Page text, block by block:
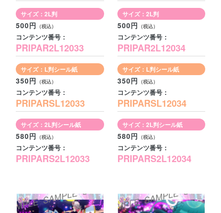
サイズ：2L判
500円
コンテンツ番号：
PRIPAR2L12033
サイズ：L判シール紙
350円
コンテンツ番号：
PRIPARSL12033
サイズ：2L判シール紙
580円
コンテンツ番号：
PRIPARS2L12033
サイズ：2L判
500円
コンテンツ番号：
PRIPAR2L12034
サイズ：L判シール紙
350円
コンテンツ番号：
PRIPARSL12034
サイズ：2L判シール紙
580円
コンテンツ番号：
PRIPARS2L12034